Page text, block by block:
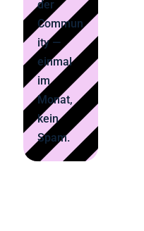
der
Commun
ity —
einmal
im
Monat,
kein
Spam.